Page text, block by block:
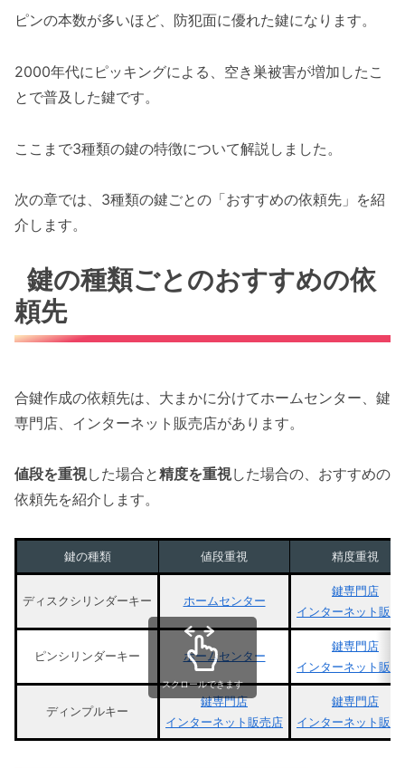
ピンの本数が多いほど、防犯面に優れた鍵になります。
2000年代にピッキングによる、空き巣被害が増加したこ
とで普及した鍵です。
ここまで3種類の鍵の特徴について解説しました。
次の章では、3種類の鍵ごとの「おすすめの依頼先」を紹
介します。
鍵の種類ごとのおすすめの依
頼先
合鍵作成の依頼先は、大まかに分けてホームセンター、鍵
専門店、インターネット販売店があります。
値段を重視した場合と精度を重視した場合の、おすすめの
依頼先を紹介します。
鍵の種類 値段重視 精度重視
ディスクシリンダーキー ホームセンター
鍵専門店
インターネット販売
ピンシリンダーキー ホームセンター
鍵専門店
インターネット販売
ディンプルキー
鍵専門店
インターネット販売店
鍵専門店
インターネット販売
スクロールできます